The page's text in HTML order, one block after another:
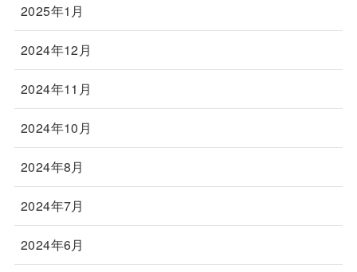
2025年1月
2024年12月
2024年11月
2024年10月
2024年8月
2024年7月
2024年6月